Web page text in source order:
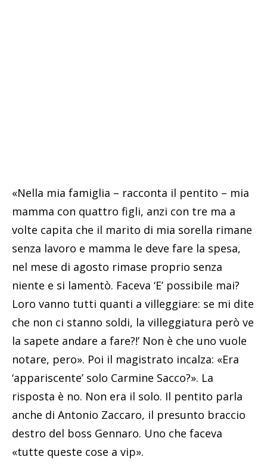
«Nella mia famiglia – racconta il pentito – mia
mamma con quattro figli, anzi con tre ma a
volte capita che il marito di mia sorella rimane
senza lavoro e mamma le deve fare la spesa,
nel mese di agosto rimase proprio senza
niente e si lamentò. Faceva ‘E’ possibile mai?
Loro vanno tutti quanti a villeggiare: se mi dite
che non ci stanno soldi, la villeggiatura però ve
la sapete andare a fare?!’ Non è che uno vuole
notare, pero». Poi il magistrato incalza: «Era
‘appariscente’ solo Carmine Sacco?». La
risposta è no. Non era il solo. Il pentito parla
anche di Antonio Zaccaro, il presunto braccio
destro del boss Gennaro. Uno che faceva
«tutte queste cose a vip».